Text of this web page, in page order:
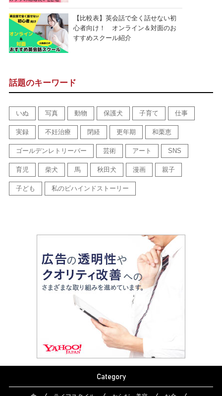
【比較表】英会話で全く話せない初
心者向け！ オンライン＆対面のお
すすめスクール紹介
話題のキーワード
いぬ 写真 動物 保護犬 子育て 仕事
実録 不妊治療 閉経 更年期 和栗恵
ゴールデンレトリーバー 芸術 アート SNS
育児 柴犬 馬 秋田犬 漫画 親子
子ども 私のビハインドストーリー
Category